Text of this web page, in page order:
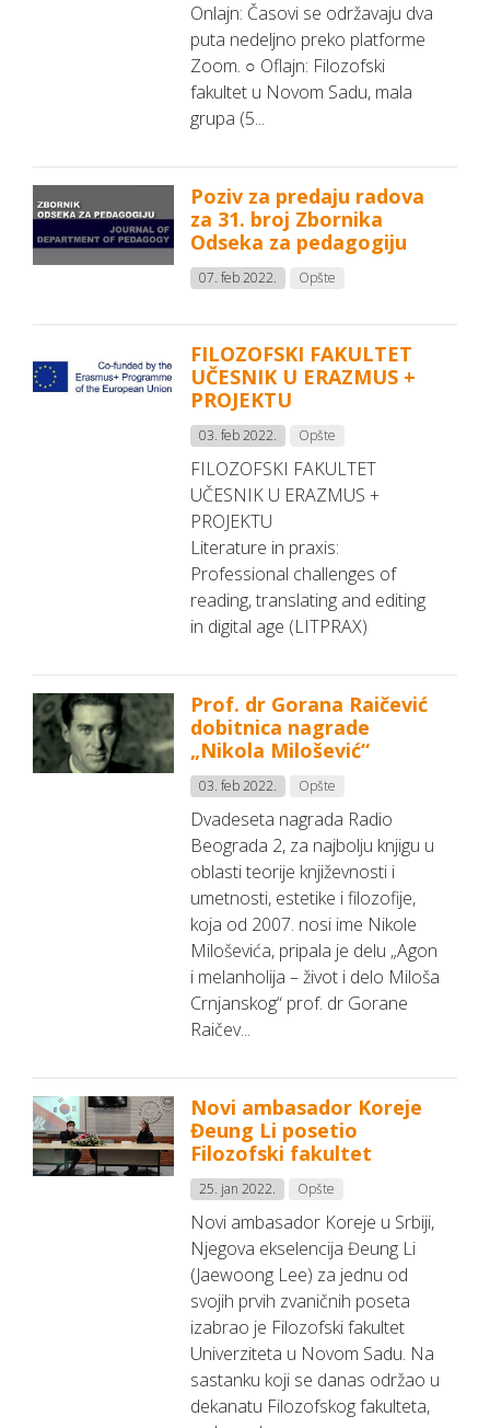
Onlajn: Časovi se održavaju dva
puta nedeljno preko platforme
Zoom. ○ Oflajn: Filozofski
fakultet u Novom Sadu, mala
grupa (5...
Poziv za predaju radova
za 31. broj Zbornika
Odseka za pedagogiju
07. feb 2022. Opšte
FILOZOFSKI FAKULTET
UČESNIK U ERAZMUS +
PROJEKTU
03. feb 2022. Opšte
FILOZOFSKI FAKULTET
UČESNIK U ERAZMUS +
PROJEKTU
Literature in praxis:
Professional challenges of
reading, translating and editing
in digital age (LITPRAX)
Prof. dr Gorana Raičević
dobitnica nagrade
„Nikola Milošević“
03. feb 2022. Opšte
Dvadeseta nagrada Radio
Beograda 2, za najbolju knjigu u
oblasti teorije književnosti i
umetnosti, estetike i filozofije,
koja od 2007. nosi ime Nikole
Miloševića, pripala je delu „Agon
i melanholija – život i delo Miloša
Crnjanskog“ prof. dr Gorane
Raičev...
Novi ambasador Koreje
Đeung Li posetio
Filozofski fakultet
25. jan 2022. Opšte
Novi ambasador Koreje u Srbiji,
Njegova ekselencija Đeung Li
(Jaewoong Lee) za jednu od
svojih prvih zvaničnih poseta
izabrao je Filozofski fakultet
Univerziteta u Novom Sadu. Na
sastanku koji se danas održao u
dekanatu Filozofskog fakulteta,